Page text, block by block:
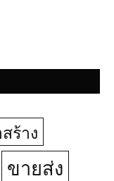
ร้าง
ขายส่ง